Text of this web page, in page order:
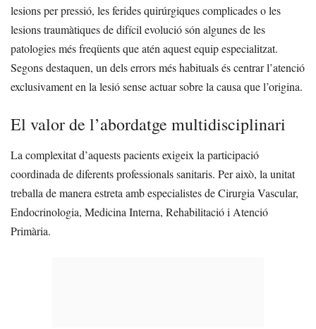
lesions per pressió, les ferides quirúrgiques complicades o les
lesions traumàtiques de difícil evolució són algunes de les
patologies més freqüents que atén aquest equip especialitzat.
Segons destaquen, un dels errors més habituals és centrar l’atenció
exclusivament en la lesió sense actuar sobre la causa que l’origina.
El valor de l’abordatge multidisciplinari
La complexitat d’aquests pacients exigeix la participació
coordinada de diferents professionals sanitaris. Per això, la unitat
treballa de manera estreta amb especialistes de Cirurgia Vascular,
Endocrinologia, Medicina Interna, Rehabilitació i Atenció
Primària.